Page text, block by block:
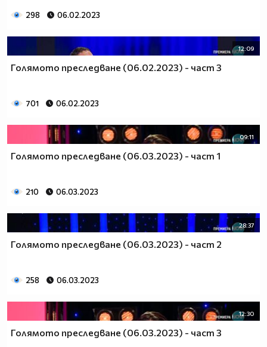
298 06.02.2023
12:09
Голямото преследване (06.02.2023) - част 3
701 06.02.2023
09:11
Голямото преследване (06.03.2023) - част 1
210 06.03.2023
28:37
Голямото преследване (06.03.2023) - част 2
258 06.03.2023
12:30
Голямото преследване (06.03.2023) - част 3